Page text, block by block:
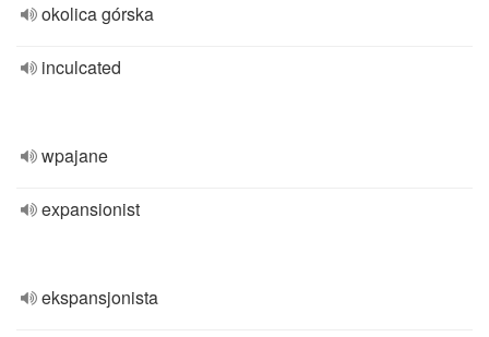
okolica górska
inculcated
wpajane
expansionist
ekspansjonista